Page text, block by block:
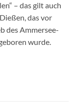
– das gilt auch
das vor
des Ammersee-
wurde.